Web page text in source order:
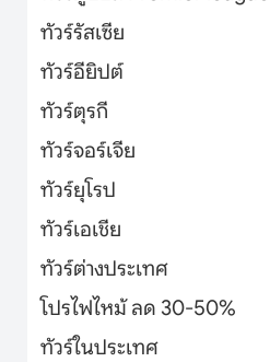
ทัวร์รัสเซีย
ทัวร์อียิปต์
ทัวร์ตุรกี
ทัวร์จอร์เจีย
ทัวร์ยุโรป
ทัวร์เอเชีย
ทัวร์ต่างประเทศ
โปรไฟไหม้ ลด 30-50%
ทัวร์ในประเทศ